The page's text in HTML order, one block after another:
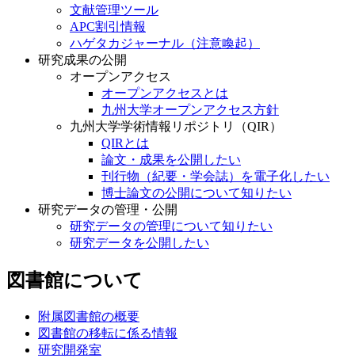
文献管理ツール
APC割引情報
ハゲタカジャーナル（注意喚起）
研究成果の公開
オープンアクセス
オープンアクセスとは
九州大学オープンアクセス方針
九州大学学術情報リポジトリ（QIR）
QIRとは
論文・成果を公開したい
刊行物（紀要・学会誌）を電子化したい
博士論文の公開について知りたい
研究データの管理・公開
研究データの管理について知りたい
研究データを公開したい
図書館について
附属図書館の概要
図書館の移転に係る情報
研究開発室